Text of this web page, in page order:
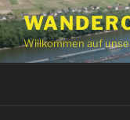
Zum
Inhalt
springenWillkommen auf